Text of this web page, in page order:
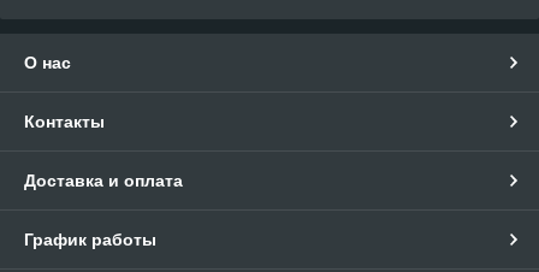
О нас
Контакты
Доставка и оплата
График работы